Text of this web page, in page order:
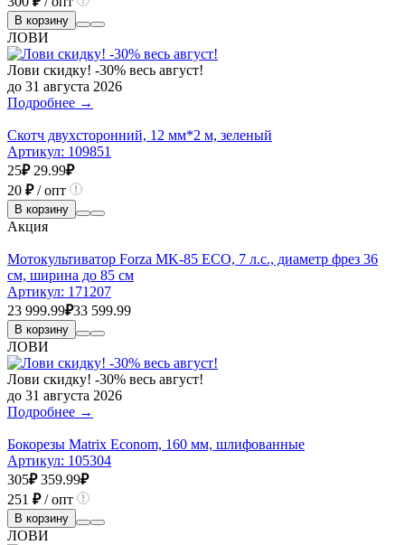
В корзину
ЛОВИ
Лови скидку! -30% весь август!
до 31 августа 2026
Подробнее →
Скотч двухсторонний, 12 мм*2 м, зеленый
Артикул: 109851
25₽ 29.99₽
20 ₽/ опт
В корзину
Акция
Мотокультиватор Forza MK-85 ECO, 7 л.с., диаметр фрез 36
см, ширина до 85 см
Артикул: 171207
23 999.99₽33 599.99
В корзину
ЛОВИ
Лови скидку! -30% весь август!
до 31 августа 2026
Подробнее →
Бокорезы Matrix Econom, 160 мм, шлифованные
Артикул: 105304
305₽ 359.99₽
251 ₽/ опт
В корзину
ЛОВИ